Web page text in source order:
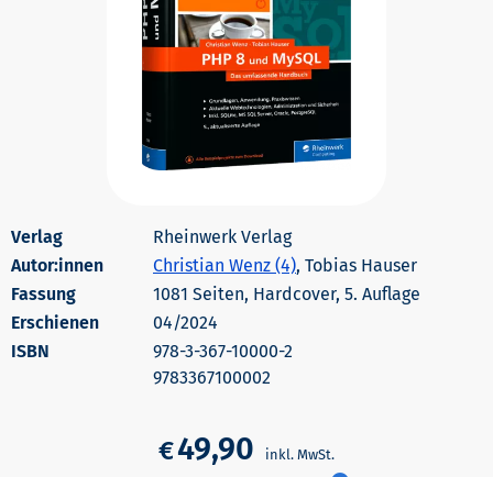
Rheinwerk Verlag
Autor:innen
Christian Wenz (4), Tobias Hauser
1081 Seiten, Hardcover, 5. Auflage
Erschienen
04/2024
978-3-367-10000-2
9783367100002
€49,90